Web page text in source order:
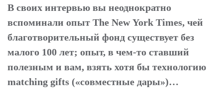
В своих интервью вы неоднократно
вспоминали опыт The New York Times, чей
благотворительный фонд существует без
малого 100 лет; опыт, в чем-то ставший
полезным и вам, взять хотя бы технологию
matching gifts («совместные дары»)…